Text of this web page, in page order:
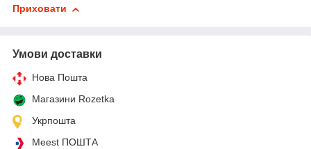
Приховати
Умови доставки
Нова Пошта
Магазини Rozetka
Укрпошта
Meest ПОШТА